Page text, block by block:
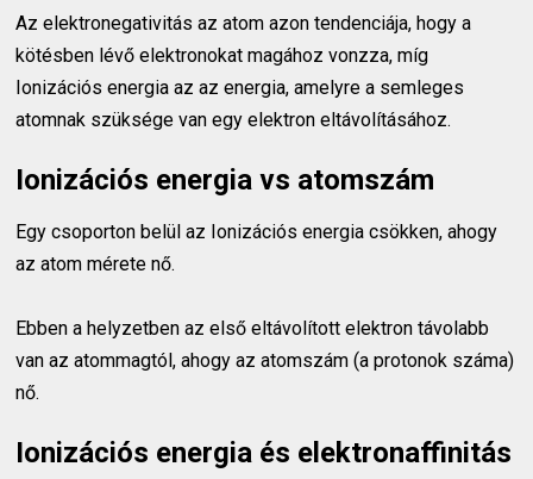
Az elektronegativitás az atom azon tendenciája, hogy a
kötésben lévő elektronokat magához vonzza, míg
Ionizációs energia az az energia, amelyre a semleges
atomnak szüksége van egy elektron eltávolításához.
Ionizációs energia vs atomszám
Egy csoporton belül az Ionizációs energia csökken, ahogy
az atom mérete nő.
Ebben a helyzetben az első eltávolított elektron távolabb
van az atommagtól, ahogy az atomszám (a protonok száma)
nő.
Ionizációs energia és elektronaffinitás